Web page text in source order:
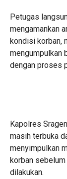
Petugas
mengamankan
kondisi korban,
mengumpulkan
dengan proses
Kapolres
masih terbuka
menyimpulkan
korban
dilakukan.